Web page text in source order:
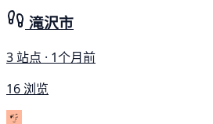
滝沢市
3 站点 · 1个月前
16 浏览